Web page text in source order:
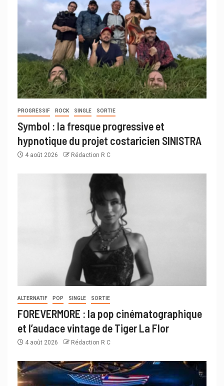
PROGRESSIF ROCK SINGLE SORTIE
Symbol : la fresque progressive et
hypnotique du projet costaricien SINISTRA
4 août 2026 Rédaction R C
ALTERNATIF POP SINGLE SORTIE
FOREVERMORE : la pop cinématographique
et l’audace vintage de Tiger La Flor
4 août 2026 Rédaction R C